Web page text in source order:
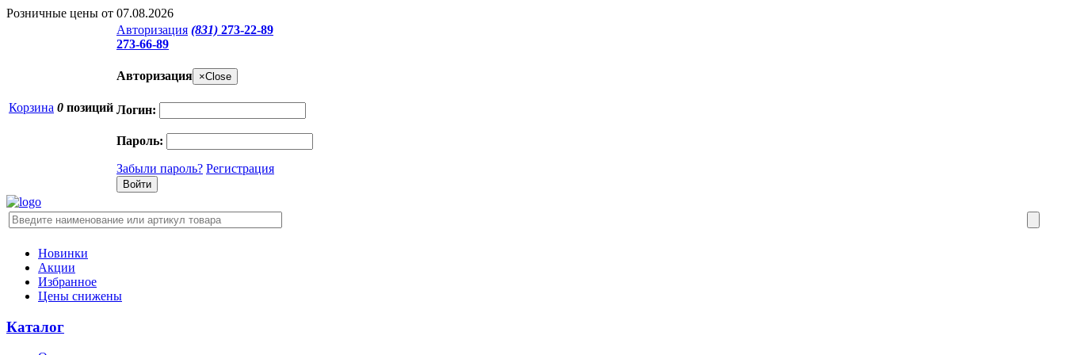
Розничные цены от 07.08.2026
Корзина 0 позиций
Авторизация (831) 273-22-89
273-66-89
Авторизация ×Close
Логин:
Пароль:
Забыли пароль? Регистрация
Новинки
Акции
Избранное
Цены снижены
Каталог